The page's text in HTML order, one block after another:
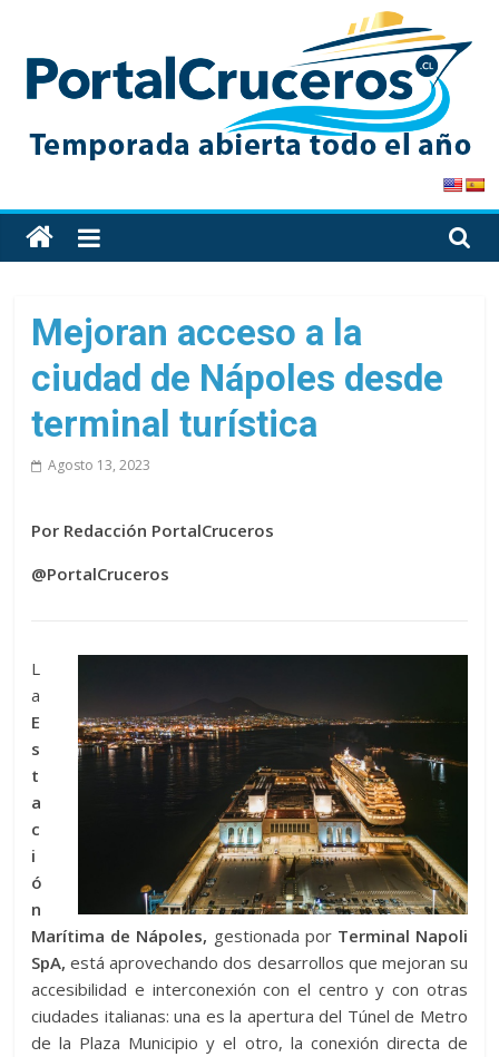
content
PortalCruceros
Toda
la
de
cruceros
en
solo
Mejoran acceso a la
ciudad de Nápoles desde
terminal turística
Agosto 13, 2023
Por Redacción PortalCruceros
@PortalCruceros
L
a
E
s
t
a
c
i
ó
n
Marítima de Nápoles, gestionada por Terminal Napoli
SpA, está aprovechando dos desarrollos que mejoran su
accesibilidad e interconexión con el centro y con otras
ciudades italianas: una es la apertura del Túnel de Metro
de la Plaza Municipio y el otro, la conexión directa de